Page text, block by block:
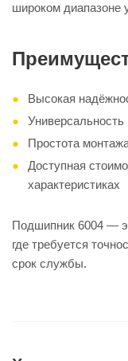
широком диапазоне
Высокая
Универсальность
Простота
Доступная
характеристиках
Подшипник 6004 —
где требуется
срок службы.